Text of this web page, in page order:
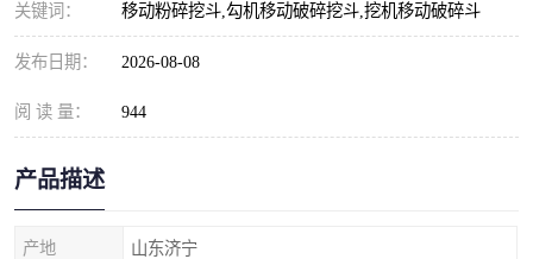
关键词： 移动粉碎挖斗,勾机移动破碎挖斗,挖机移动破碎斗
发布日期： 2026-08-08
阅 读 量： 944
产品描述
产地 山东济宁